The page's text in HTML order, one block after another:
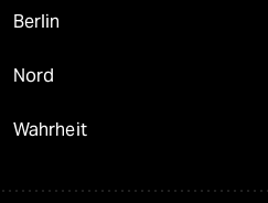
Berlin
Nord
Wahrheit